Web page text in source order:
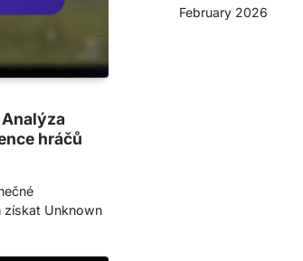
Analýza
hráčů
získat Unknown
February 2026